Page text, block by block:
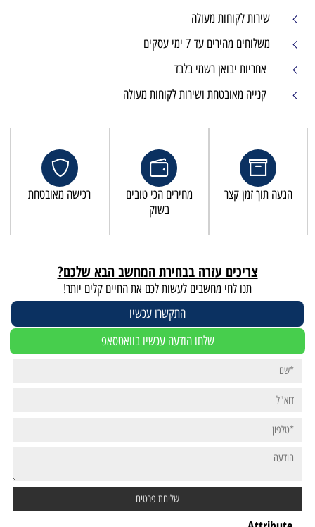
שירות לקוחות מעולה
משלוחים מהירים עד 7 ימי עסקים
אחריות יבואן רשמי בלבד
קנייה מאובטחת ושירות לקוחות מעולה
הגעה תוך זמן קצר
מחירים הכי טובים
בשוק
רכישה מאובטחת
צריכים עזרה בבחירת המחשב הבא שלכם?
תנו לחי מחשבים לעשות לכם את החיים קלים יותר!
התקשרו עכשיו
שלחו הודעה עכשיו בוואטסאפ